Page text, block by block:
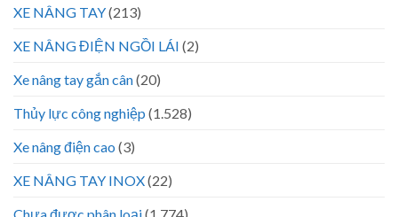
XE NÂNG TAY(213)
XE NÂNG ĐIỆN NGỒI LÁI (2)
Xe nâng tay gắn cân(20)
Thủy lực công nghiệp (1.528)
Xe nâng điện cao (3)
XE NÂNG TAY INOX(22)